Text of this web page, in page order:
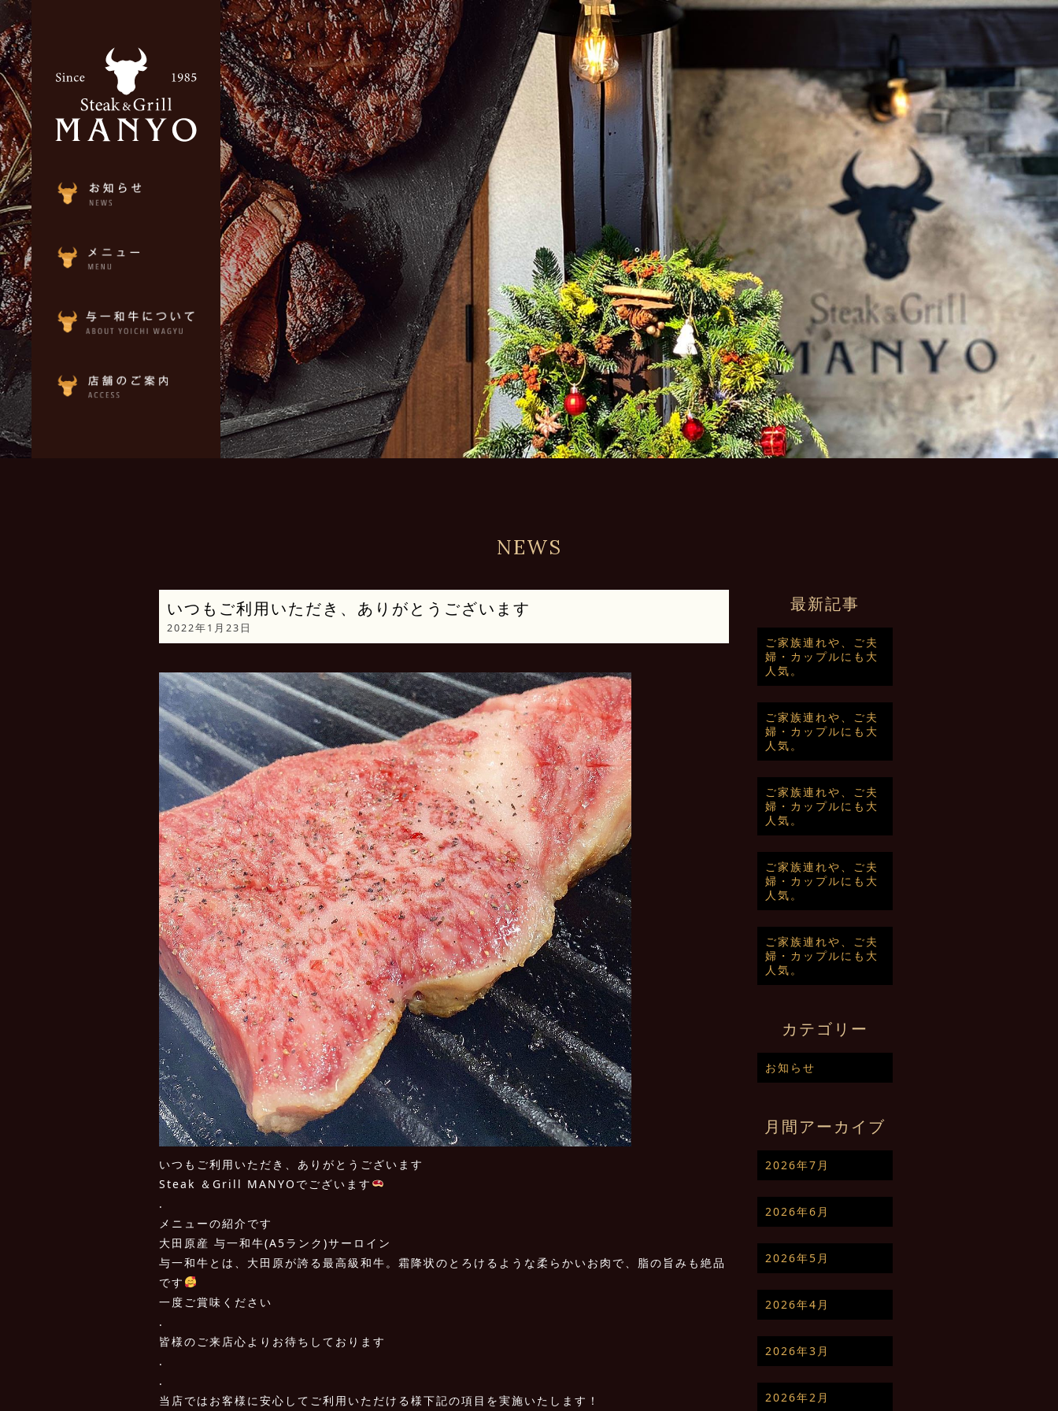
NEWS
いつもご利用いただき、ありがとうございます
2022年1月23日
いつもご利用いただき、ありがとうございます
Steak ＆Grill MANYOでございます
.
メニューの紹介です
大田原産 与一和牛(A5ランク)サーロイン️
与一和牛とは、大田原が誇る最高級和牛。霜降状のとろけるような柔らかいお肉で、脂の旨みも絶品
です
一度ご賞味ください️
.
皆様のご来店心よりお待ちしております
.
.
当店ではお客様に安心してご利用いただける様下記の項目を実施いたします！
最新記事
ご家族連れや、ご夫
婦・カップルにも大
人気。
ご家族連れや、ご夫
婦・カップルにも大
人気。
ご家族連れや、ご夫
婦・カップルにも大
人気。
ご家族連れや、ご夫
婦・カップルにも大
人気。
ご家族連れや、ご夫
婦・カップルにも大
人気。
カテゴリー
お知らせ
月間アーカイブ
2026年7月
2026年6月
2026年5月
2026年4月
2026年3月
2026年2月